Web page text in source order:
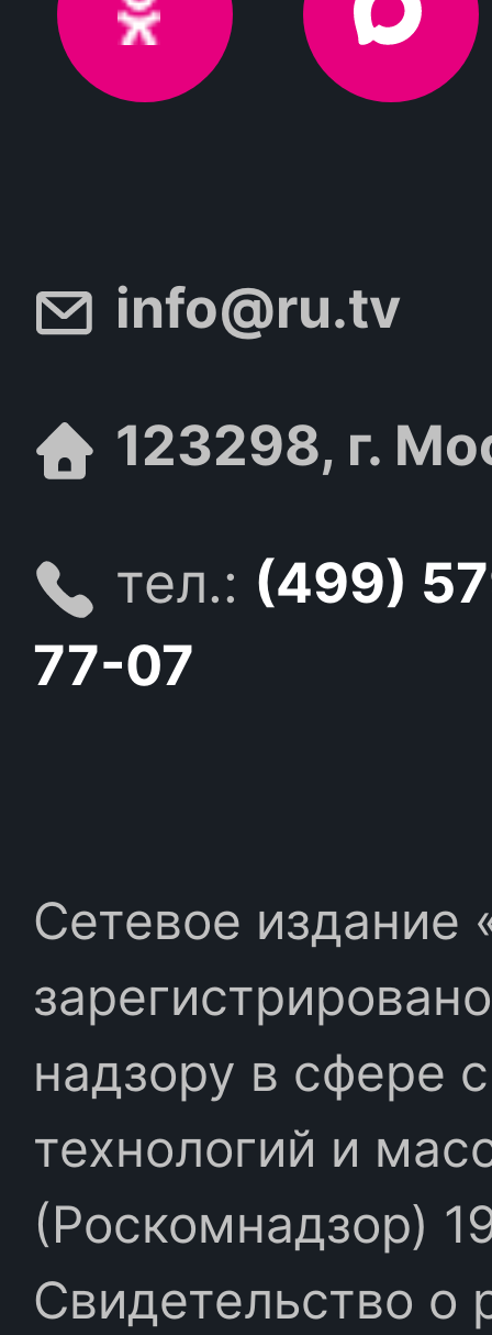
info@ru.tv
123298, г.
тел.: (499)
77-07
Сетевое издание
надзору в сфере
технологий и
(Роскомнадзор)
Свидетельство